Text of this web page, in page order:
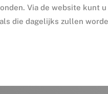
Via de website kunt
die dagelijks zullen